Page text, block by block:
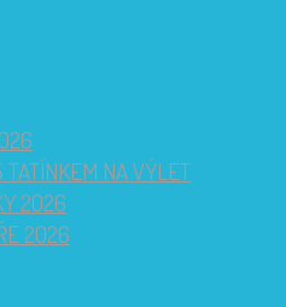
TATÍNKEM NA VÝLET
2026
2026